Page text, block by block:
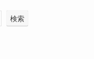
検索